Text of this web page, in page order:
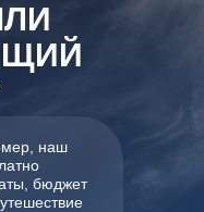
наш
бюджет